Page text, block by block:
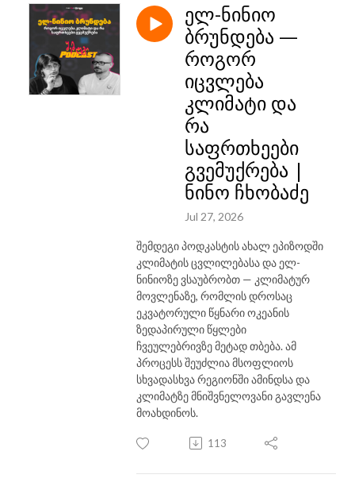
ელ-ნინიო
ბრუნდება —
როგორ
იცვლება
კლიმატი და
რა
საფრთხეები
გვემუქრება |
ნინო ჩხობაძე
Jul 27, 2026
შემდეგი პოდკასტის ახალ ეპიზოდში
კლიმატის ცვლილებასა და ელ-
ნინიოზე ვსაუბრობთ — კლიმატურ
მოვლენაზე, რომლის დროსაც
ეკვატორული წყნარი ოკეანის
ზედაპირული წყლები
ჩვეულებრივზე მეტად თბება. ამ
პროცესს შეუძლია მსოფლიოს
სხვადასხვა რეგიონში ამინდსა და
კლიმატზე მნიშვნელოვანი გავლენა
მოახდინოს.
113